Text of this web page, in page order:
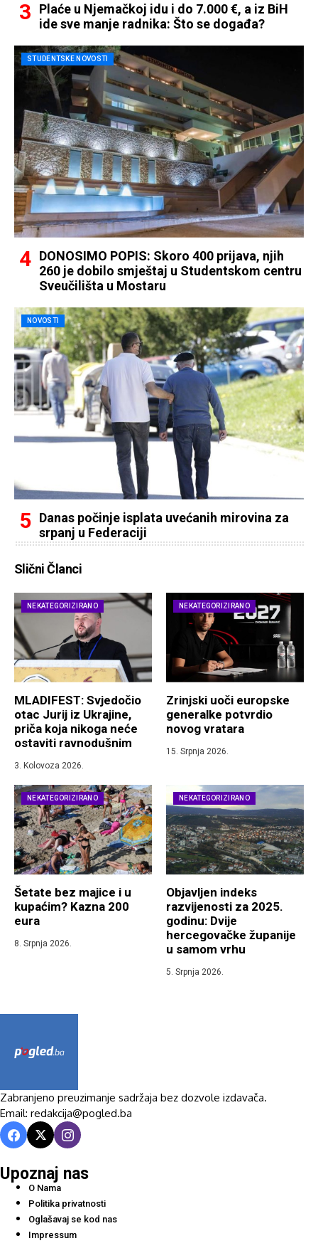
Plaće u Njemačkoj idu i do 7.000 €, a iz BiH
ide sve manje radnika: Što se događa?
STUDENTSKE NOVOSTI
DONOSIMO POPIS: Skoro 400 prijava, njih
260 je dobilo smještaj u Studentskom centru
Sveučilišta u Mostaru
NOVOSTI
Danas počinje isplata uvećanih mirovina za
srpanj u Federaciji
Slični Članci
NEKATEGORIZIRANO
MLADIFEST: Svjedočio
otac Jurij iz Ukrajine,
priča koja nikoga neće
ostaviti ravnodušnim
3. Kolovoza 2026.
NEKATEGORIZIRANO
Zrinjski uoči europske
generalke potvrdio
novog vratara
15. Srpnja 2026.
NEKATEGORIZIRANO
Šetate bez majice i u
kupaćim? Kazna 200
eura
8. Srpnja 2026.
NEKATEGORIZIRANO
Objavljen indeks
razvijenosti za 2025.
godinu: Dvije
hercegovačke županije
u samom vrhu
5. Srpnja 2026.
Zabranjeno preuzimanje sadržaja bez dozvole izdavača.
Email: redakcija@pogled.ba
Upoznaj nas
O Nama
Politika privatnosti
Oglašavaj se kod nas
Impressum